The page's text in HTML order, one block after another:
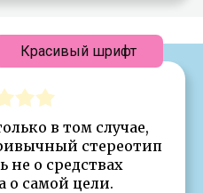
в том случае,
стереотип
не о средствах
о самой цели.
Красивый шрифт